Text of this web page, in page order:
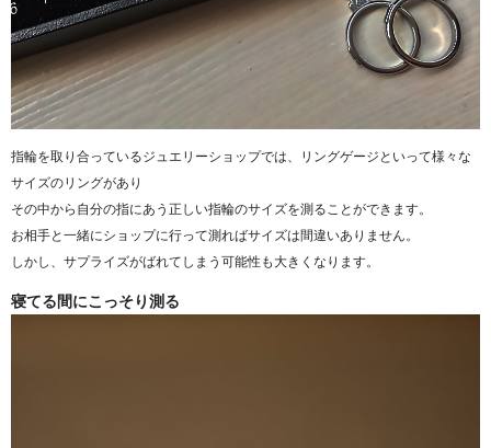
指輪を取り合っているジュエリーショップでは、リングゲージといって様々な
サイズのリングがあり
その中から自分の指にあう正しい指輪のサイズを測ることができます。
お相手と一緒にショップに行って測ればサイズは間違いありません。
しかし、サプライズがばれてしまう可能性も大きくなります。
寝てる間にこっそり測る